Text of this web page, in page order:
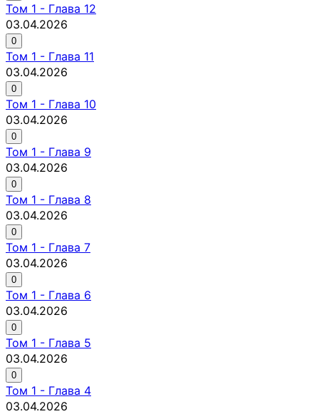
Том 1 - Глава 12
03.04.2026
0
Том 1 - Глава 11
03.04.2026
0
Том 1 - Глава 10
03.04.2026
0
Том 1 - Глава 9
03.04.2026
0
Том 1 - Глава 8
03.04.2026
0
Том 1 - Глава 7
03.04.2026
0
Том 1 - Глава 6
03.04.2026
0
Том 1 - Глава 5
03.04.2026
0
Том 1 - Глава 4
03.04.2026